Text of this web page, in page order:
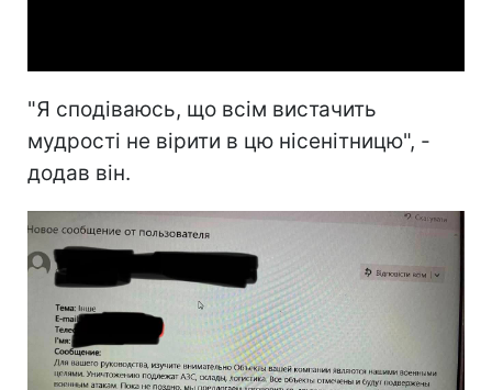
"Я сподіваюсь, що всім вистачить
мудрості не вірити в цю нісенітницю", -
додав він.